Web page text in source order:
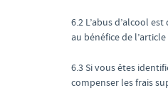
6.2 L’abus d’alcool
au bénéfice de
6.3 Si vous êtes
compenser les frais